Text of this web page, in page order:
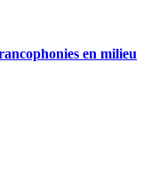
en milieu